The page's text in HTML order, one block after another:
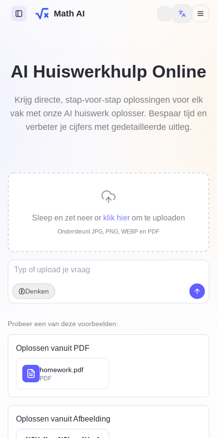
Math AI
AI
meer functies te
AI Huiswerkhulp Online
Krijg directe, stap-voor-stap oplossingen voor elk
vak met onze AI huiswerk oplosser. Bespaar tijd en
verbeter je cijfers met gedetailleerde uitleg.
Sleep en zet neer or klik hier om te uploaden
Ondersteunt JPG, PNG, WEBP en PDF
Denken
Probeer een van deze voorbeelden:
Oplossen vanuit PDF
homework.pdf
PDF
Oplossen vanuit Afbeelding